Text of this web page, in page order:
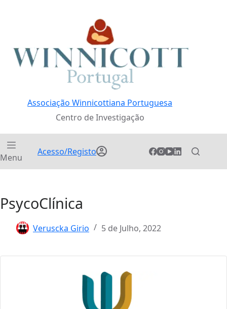
Associação Winnicottiana Portuguesa
Centro de Investigação
Menu
Acesso/Registo
PsycoClínica
Veruscka Girio 5 de Julho, 2022